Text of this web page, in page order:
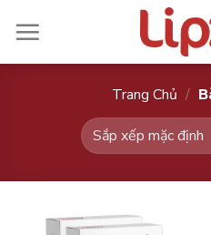
đến
Trang Chủ /